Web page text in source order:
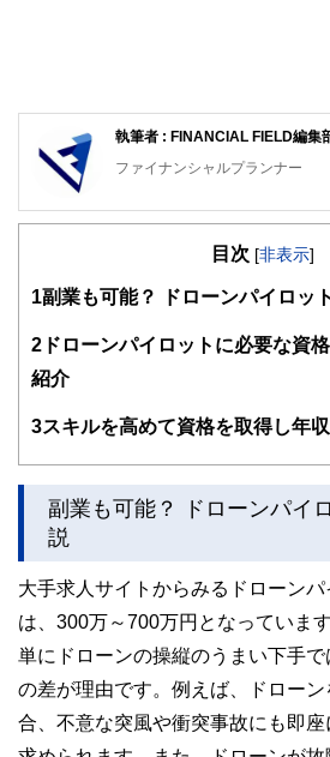
執筆者 : FINANCIAL FIELD編集
ファイナンシャルプランナー
FinancialField編集部は、金融、
知識がない方でも理解できるよ
得者を中心に「お金や暮らし」
験者で構成され、企画立案から
FinancialFieldの特徴は、ファイ
護士、税理士、宅地建物取引士
ドバイザー、DCプランナー、公
士、行政書士、投資アナリスト
ど150名以上の有資格者を執筆者
このように編集経験豊富なメン
執筆者・監修者による執筆体制
やすさはもちろんのこと、読み
な情報発信を実現しています。
私たちは、快適でより良い生活
コンシェルジュを目指します。
目次 [非表示]
1副業も可能？ ドローンパイロッ
2 ドローンパイロットに必要な資
紹介
3スキルを高めて資格を取得し年
副業も可能？ ドローンパイ
説
大手求人サイトからみるドローン
は、300万～700万円となっていま
単にドローンの操縦のうまい下手
の差が理由です。例えば、ドロー
合、不意な突風や衝突事故にも即